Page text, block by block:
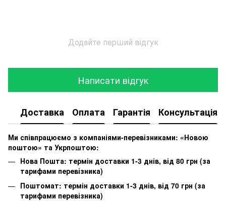
Додайте перший відгук
Написати відгук
Доставка Оплата Гарантія Консультація
Ми співпрацюємо з компаніями-перевізниками: «Новою
поштою» та Укрпоштою:
Нова Пошта: термін доставки 1-3 днів, від 80 грн (за
тарифами перевізника)
Поштомат: термін доставки 1-3 днів, від 70 грн (за
тарифами перевізника)